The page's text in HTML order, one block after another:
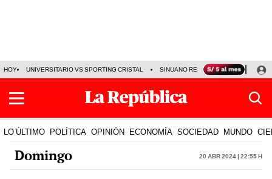
HOY UNIVERSITARIO VS SPORTING CRISTAL SINUANO RESULTADOS HOY
LO ÚLTIMO POLÍTICA OPINIÓN ECONOMÍA SOCIEDAD MUNDO
Domingo 20 Abr 2024 | 22:55 h